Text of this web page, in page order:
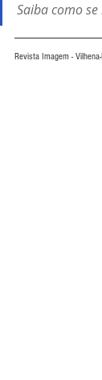
Saiba como
Revista Imagem -